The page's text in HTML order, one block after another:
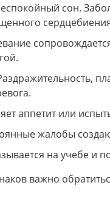
сон.
аппетит или
жалобы
на учебе и
важно